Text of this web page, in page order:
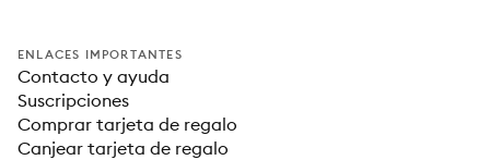
ENLACES IMPORTANTES
Contacto y ayuda
Suscripciones
Comprar tarjeta de regalo
Canjear tarjeta de regalo